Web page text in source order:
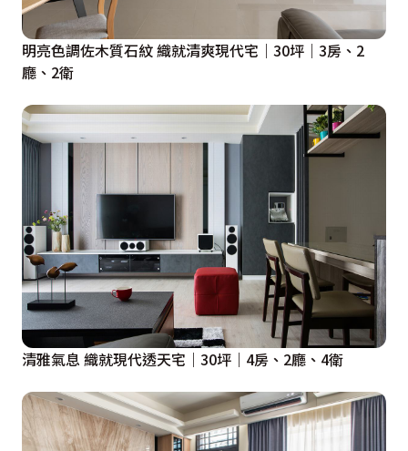
明亮色調佐木質石紋 織就清爽現代宅｜30坪｜3房、2
廳、2衛
清雅氣息 織就現代透天宅｜30坪｜4房、2廳、4衛